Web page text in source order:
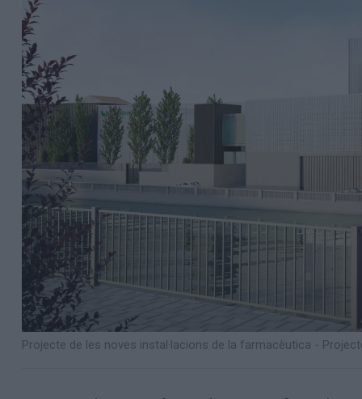
Projecte de les noves instal·lacions de la farmacèutica -